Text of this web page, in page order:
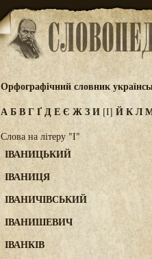
Орфографічний словник
АБВГҐДЕЄ ЖЗИ [І] ЙКЛ
Слова на літеру "І"
ІВАНИЦЬКИЙ
ІВАНИЦЯ
ІВАНИЧІВСЬКИЙ
ІВАНИШЕВИЧ
ІВАНКІВ